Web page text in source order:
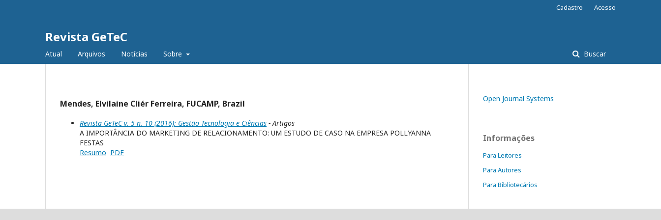
Revista GeTeC
Atual Arquivos Notícias Sobre Buscar
Cadastro Acesso
Mendes, Elvilaine Cliér Ferreira, FUCAMP, Brazil
Revista GeTeC v. 5 n. 10 (2016): Gestão Tecnologia e Ciências - Artigos
A IMPORTÂNCIA DO MARKETING DE RELACIONAMENTO: UM ESTUDO DE CASO NA EMPRESA POLLYANNA
FESTAS
Resumo PDF
Open Journal Systems
Informações
Para Leitores
Para Autores
Para Bibliotecários